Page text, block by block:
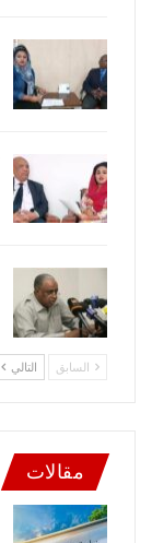
السابق التالي
مقالات